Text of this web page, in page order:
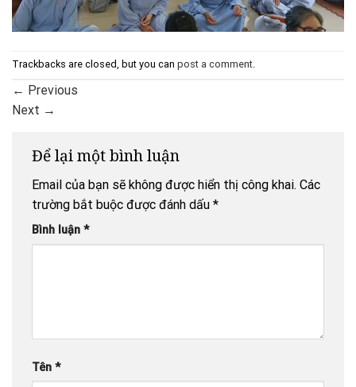
Trackbacks are closed, but you can post a comment.
← Previous
Next →
Để lại một bình luận
Email của bạn sẽ không được hiển thị công khai. Các
trường bắt buộc được đánh dấu *
Bình luận *
Tên *